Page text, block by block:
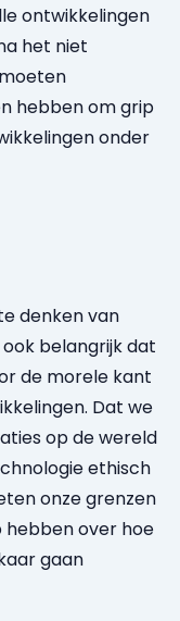
ontwikkelingen
het niet
hebben om grip
onder
denken van
belangrijk dat
de morele kant
Dat we
op de wereld
ethisch
onze grenzen
hebben over hoe
gaan